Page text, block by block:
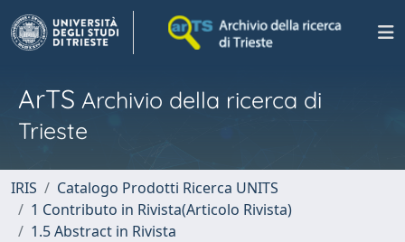
ArTS Archivio della ricerca di
Trieste
IRIS
Catalogo Prodotti Ricerca UNITS
1 Contributo in Rivista(Articolo Rivista)
1.5 Abstract in Rivista